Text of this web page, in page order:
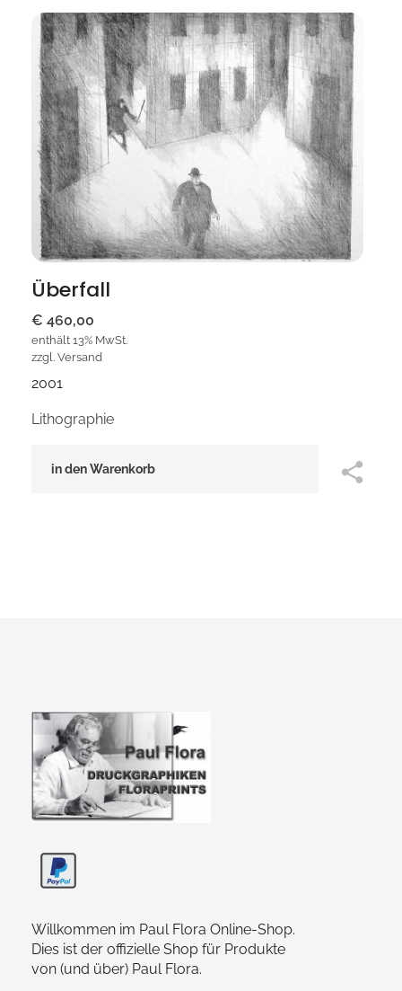
Überfall
€ 460,00
enthält 13% MwSt.
zzgl. Versand
2001
Lithographie
in den Warenkorb
Paul Flora Shop
Willkommen im Paul Flora Online-Shop.
Dies ist der offizielle Shop für Produkte
von (und über) Paul Flora.